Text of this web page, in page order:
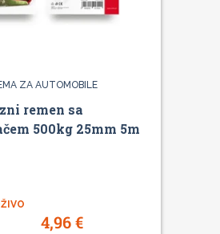
ZA AUTOMOBILE
remen sa
500kg 25mm 5m
4,96€